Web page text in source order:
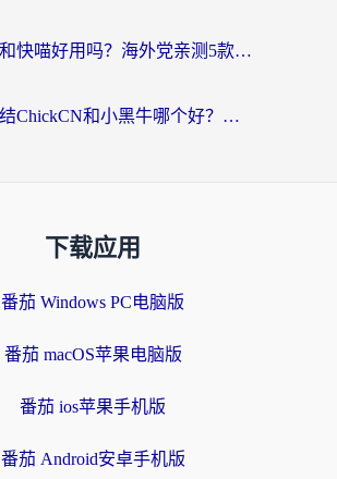
雷神手游和快喵好用吗？海外党亲测5款回国加速器，附斧牛Bling对比+微信视频号解决办法
海外党纠结ChickCN和小黑牛哪个好？一篇帮你选对回国加速器的实用指南
下载应用
番茄 Windows PC电脑版
番茄 macOS苹果电脑版
番茄 ios苹果手机版
番茄 Android安卓手机版